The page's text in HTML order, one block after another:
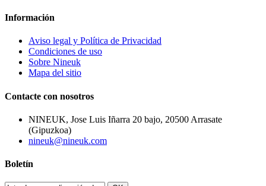
Información
Aviso legal y Política de Privacidad
Condiciones de uso
Sobre Nineuk
Mapa del sitio
Contacte con nosotros
NINEUK, Jose Luis Iñarra 20 bajo, 20500 Arrasate
(Gipuzkoa)
nineuk@nineuk.com
Boletín